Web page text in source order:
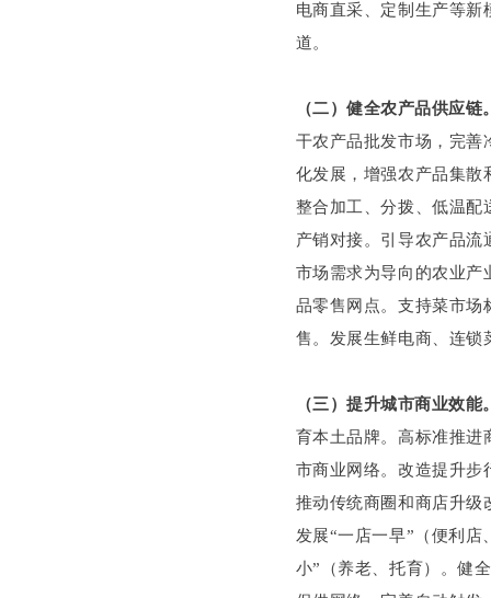
电商直采、定制生产等新
道。
（二）健全农产品供应链
干农产品批发市场，完善
化发展，增强农产品集散
整合加工、分拨、低温配
产销对接。引导农产品
市场需求为导向的农业产
品零售网点。支持菜市场
售。发展生鲜电商、连锁
（三）提升城市商业效能
育本土品牌。高标准推进
市商业网络。改造提升步
推动传统商圈和商店升级
发展“一店一早”（便利
小”（养老、托育）。健